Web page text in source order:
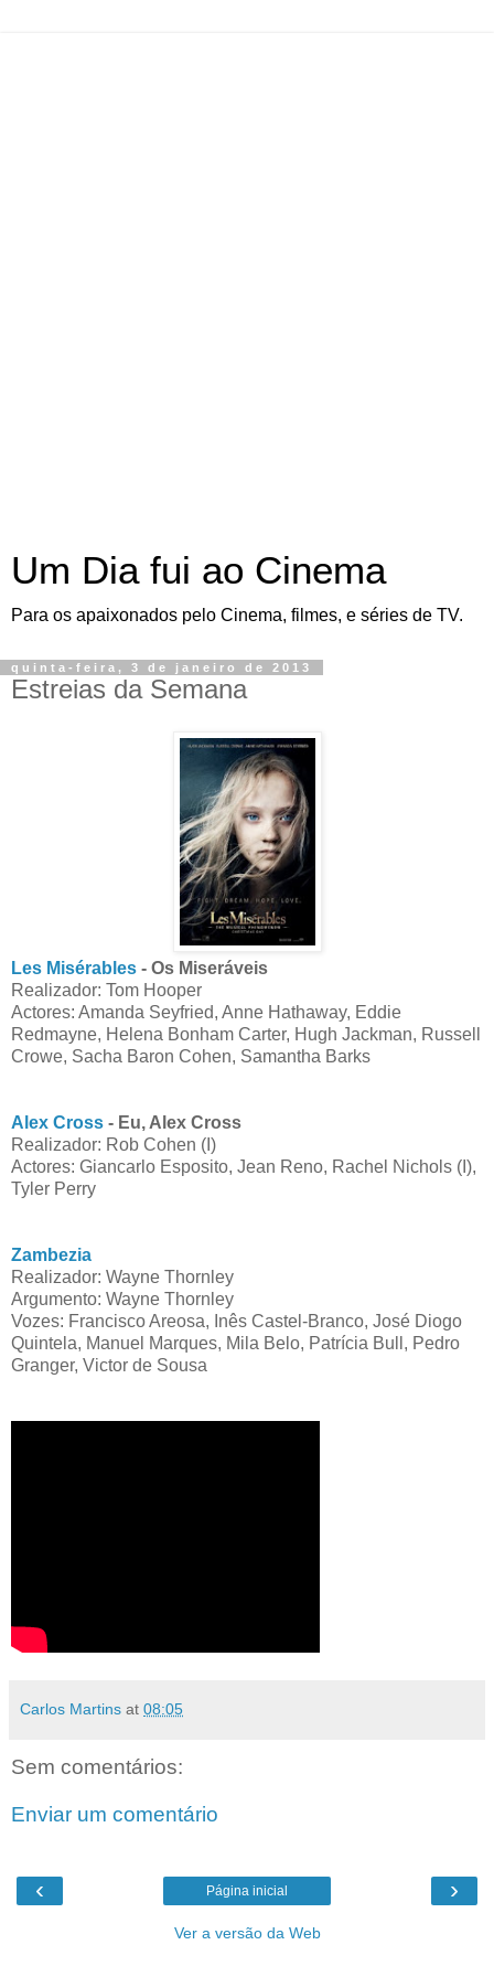
Um Dia fui ao Cinema
Para os apaixonados pelo Cinema, filmes, e séries de TV.
quinta-feira, 3 de janeiro de 2013
Estreias da Semana
Les Misérables - Os Miseráveis
Realizador: Tom Hooper
Actores: Amanda Seyfried, Anne Hathaway, Eddie
Redmayne, Helena Bonham Carter, Hugh Jackman, Russell
Crowe, Sacha Baron Cohen, Samantha Barks
Alex Cross - Eu, Alex Cross
Realizador: Rob Cohen (I)
Actores: Giancarlo Esposito, Jean Reno, Rachel Nichols (I),
Tyler Perry
Zambezia
Realizador: Wayne Thornley
Argumento: Wayne Thornley
Vozes: Francisco Areosa, Inês Castel-Branco, José Diogo
Quintela, Manuel Marques, Mila Belo, Patrícia Bull, Pedro
Granger, Victor de Sousa
Carlos Martins at 08:05
Sem comentários:
Enviar um comentário
‹ ›
Página inicial
Ver a versão da Web